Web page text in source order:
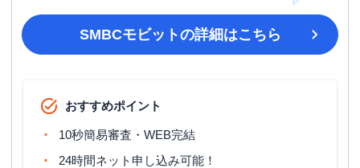
SMBCモビットの詳細はこちら
おすすめポイント
10秒簡易審査・WEB完結
24時間ネット申し込み可能！